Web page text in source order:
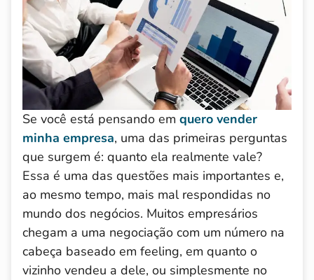
Se você está pensando em quero vender
minha empresa, uma das primeiras perguntas
que surgem é: quanto ela realmente vale?
Essa é uma das questões mais importantes e,
ao mesmo tempo, mais mal respondidas no
mundo dos negócios. Muitos empresários
chegam a uma negociação com um número na
cabeça baseado em feeling, em quanto o
vizinho vendeu a dele, ou simplesmente no